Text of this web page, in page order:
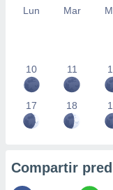
Lun Mar
10 11
17 18
Compartir